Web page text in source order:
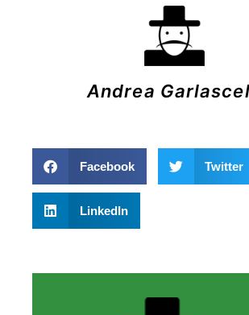
Andrea
Facebook Twitter
LinkedIn